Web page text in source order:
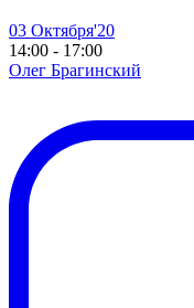
03 Октября'20
14:00 - 17:00
Олег Брагинский